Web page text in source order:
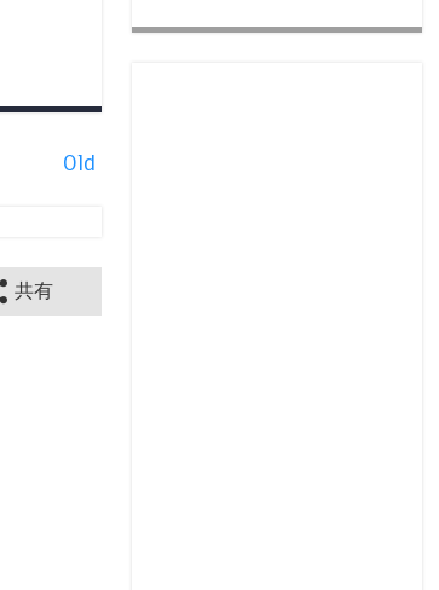
Old
共有